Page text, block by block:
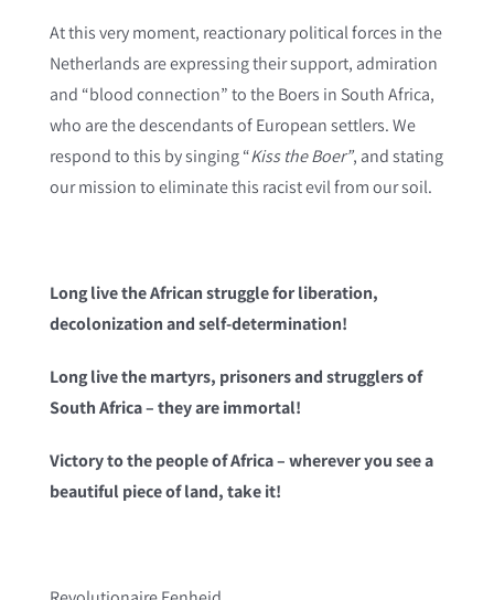
At this very moment, reactionary political forces in the
Netherlands are expressing their support, admiration
and “blood connection” to the Boers in South Africa,
who are the descendants of European settlers. We
respond to this by singing “Kiss the Boer”, and stating
our mission to eliminate this racist evil from our soil.
Long live the African struggle for liberation,
decolonization and self-determination!
Long live the martyrs, prisoners and strugglers of
South Africa – they are immortal!
Victory to the people of Africa – wherever you see a
beautiful piece of land, take it!